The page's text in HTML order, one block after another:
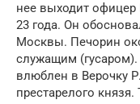
нее выходит офицер
23 года. Он
Москвы. Печорин
служащим
влюблен в Верочку
престарелого